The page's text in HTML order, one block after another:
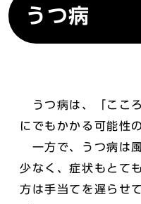
うつ病
うつ病は、「ここ
にでもかかる可能性
一方で、うつ病は
少なく、症状もとて
方は手当てを遅らせ